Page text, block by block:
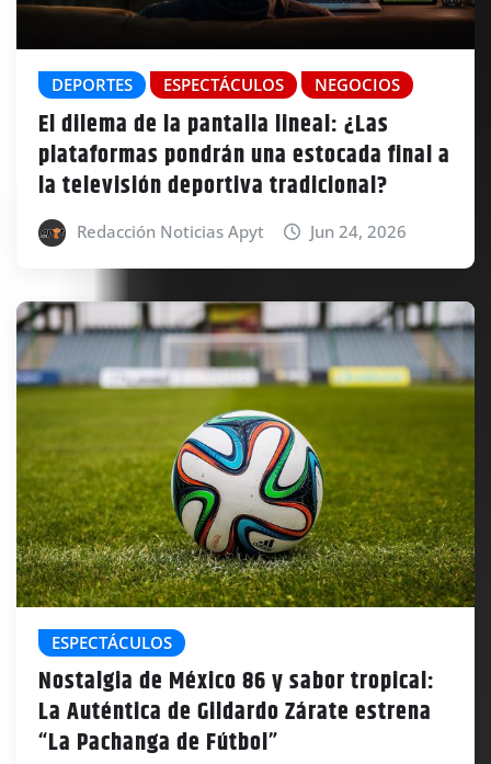
DEPORTES ESPECTÁCULOS NEGOCIOS
El dilema de la pantalla lineal: ¿Las
plataformas pondrán una estocada final a
la televisión deportiva tradicional?
Redacción Noticias Apyt Jun 24, 2026
ESPECTÁCULOS
Nostalgia de México 86 y sabor tropical:
La Auténtica de Gildardo Zárate estrena
“La Pachanga de Fútbol”